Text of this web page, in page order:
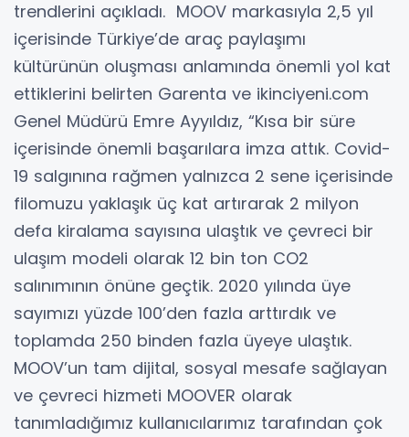
trendlerini açıkladı. MOOV markasıyla 2,5 yıl
içerisinde Türkiye’de araç paylaşımı
kültürünün oluşması anlamında önemli yol kat
ettiklerini belirten Garenta ve ikinciyeni.com
Genel Müdürü Emre Ayyıldız, “Kısa bir süre
içerisinde önemli başarılara imza attık. Covid-
19 salgınına rağmen yalnızca 2 sene içerisinde
filomuzu yaklaşık üç kat artırarak 2 milyon
defa kiralama sayısına ulaştık ve çevreci bir
ulaşım modeli olarak 12 bin ton CO2
salınımının önüne geçtik. 2020 yılında üye
sayımızı yüzde 100’den fazla arttırdık ve
toplamda 250 binden fazla üyeye ulaştık.
MOOV’un tam dijital, sosyal mesafe sağlayan
ve çevreci hizmeti MOOVER olarak
tanımladığımız kullanıcılarımız tarafından çok